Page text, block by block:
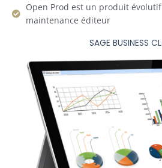
Open Prod est un produit
maintenance éditeur
SAGE BUSINESS